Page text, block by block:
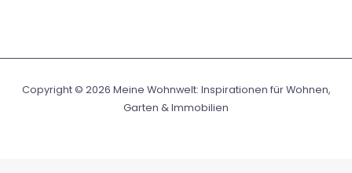
Copyright © 2026 Meine Wohnwelt: Inspirationen für Wohnen,
Garten & Immobilien